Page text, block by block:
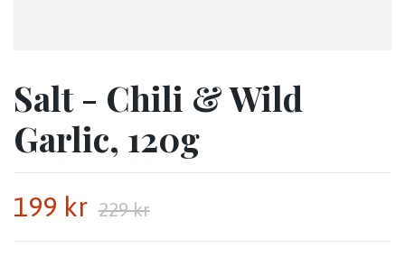
Salt - Chili & Wild
Garlic, 120g
199 kr 229 kr